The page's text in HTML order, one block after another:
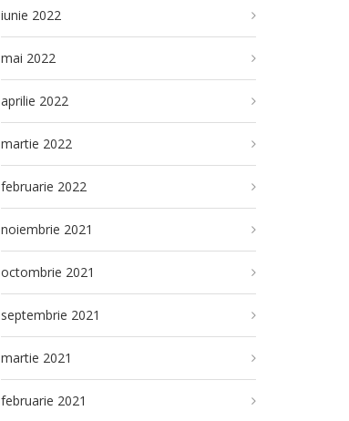
iunie 2022
mai 2022
aprilie 2022
martie 2022
februarie 2022
noiembrie 2021
octombrie 2021
septembrie 2021
martie 2021
februarie 2021